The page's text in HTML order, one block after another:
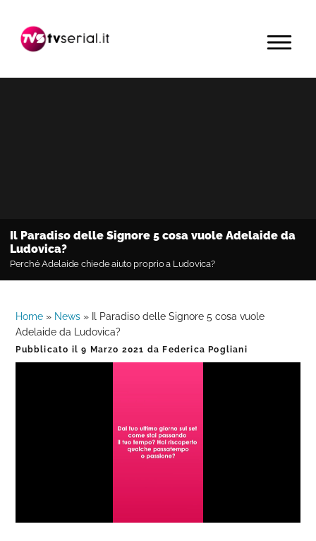
navigazione
contenuto
barra
primaria
MENU
Il Paradiso delle Signore 5 cosa vuole Adelaide da
Ludovica?
Perché Adelaide chiede aiuto proprio a Ludovica?
Home » News »
Il Paradiso delle Signore 5 cosa vuole
Adelaide da Ludovica?
Pubblicato il9 Marzo 2021 da Federica Pogliani
0%
0%